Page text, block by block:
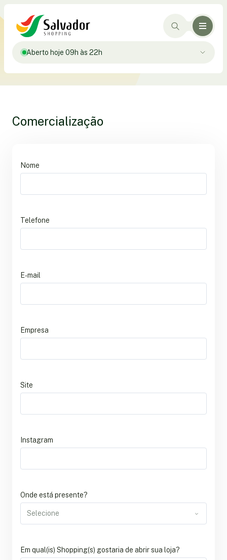
Aberto hoje 09h às 22h
Comercialização
Nome
Telefone
E-mail
Empresa
Site
Instagram
Onde está presente?
Em qual(is) Shopping(s) gostaria de abrir sua loja?